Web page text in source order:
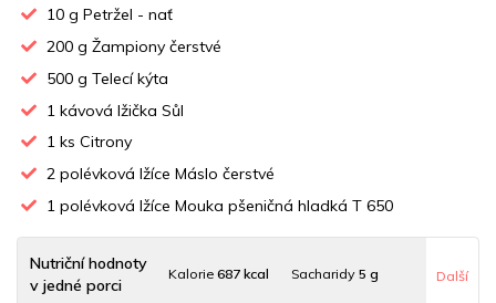
10 g Petržel - nať
200 g Žampiony čerstvé
500 g Telecí kýta
1 kávová lžička Sůl
1 ks Citrony
2 polévková lžíce Máslo čerstvé
1 polévková lžíce Mouka pšeničná hladká T 650
Nutriční hodnoty
v jedné porci
Kalorie687 kcal Sacharidy 5 g Další